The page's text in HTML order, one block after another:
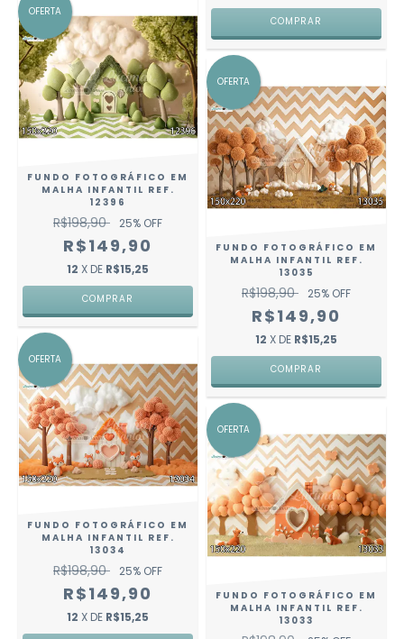
COMPRAR
OFERTA
FUNDO FOTOGRÁFICO EM
MALHA INFANTIL REF.
12396
R$198,90 25% OFF
R$149,90
12 X DE R$15,25
COMPRAR
OFERTA
FUNDO FOTOGRÁFICO EM
MALHA INFANTIL REF.
13035
R$198,90 25% OFF
R$149,90
12 X DE R$15,25
COMPRAR
OFERTA
FUNDO FOTOGRÁFICO EM
MALHA INFANTIL REF.
13034
R$198,90 25% OFF
R$149,90
12 X DE R$15,25
OFERTA
FUNDO FOTOGRÁFICO EM
MALHA INFANTIL REF.
13033